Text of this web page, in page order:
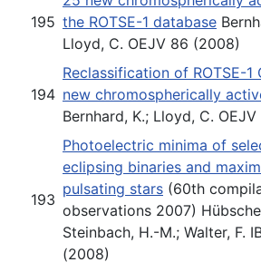
195 the ROTSE-1 database
Lloyd, C. OEJV 86 (2008)
194
Reclassification of ROTSE-1
new chromospherically
Bernhard, K.; Lloyd, C.
193
Photoelectric minima of
eclipsing binaries and
pulsating stars (60th
observations 2007)
Steinbach, H.-M.; Walter, F.
(2008)